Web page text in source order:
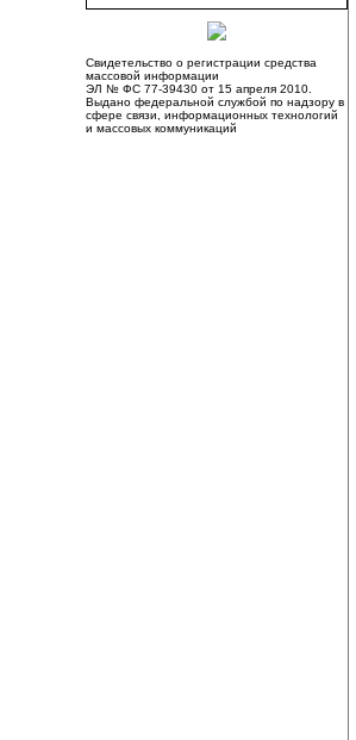
Свидетельство о регистрации средства
массовой информации
ЭЛ № ФС 77-39430 от 15 апреля 2010.
Выдано федеральной службой по надзору в
сфере связи, информационных технологий
и массовых коммуникаций